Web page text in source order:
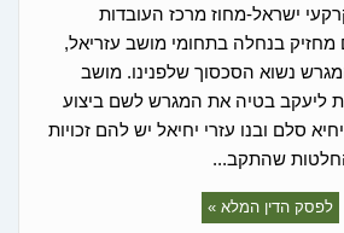
ישראל-מחוז מרכז העובדות
מחזיק בנחלה בתחומי מושב עזריאל,
נשוא הסכסוך שלפנינו. מושב
ליעקב בטיה את המגרש לשם ביצוע
סלם ובנו עזרי יחיאל יש להם זכויות
שהתקב...
לפסק הדין המלא »